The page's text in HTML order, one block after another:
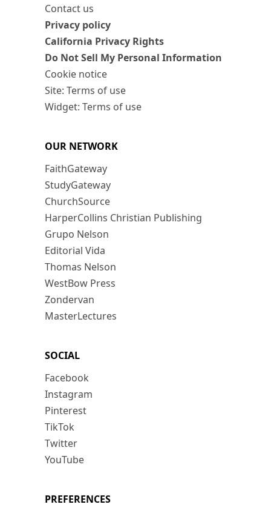
Contact us
Privacy policy
California Privacy Rights
Do Not Sell My Personal Information
Cookie notice
Site: Terms of use
Widget: Terms of use
OUR NETWORK
FaithGateway
StudyGateway
ChurchSource
HarperCollins Christian Publishing
Grupo Nelson
Editorial Vida
Thomas Nelson
WestBow Press
Zondervan
MasterLectures
SOCIAL
Facebook
Instagram
Pinterest
TikTok
Twitter
YouTube
PREFERENCES